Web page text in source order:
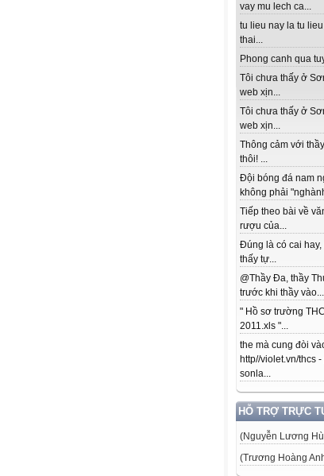
vay mu lech ca...
tu lieu nay la tu
thai...
Phong canh qua
Tôi chưa thấy ở
web xịn...
Tôi chưa thấy ở
web xịn...
Thông cảm với
thôi! ...
Đội bóng đá nam
không phải
Tiếp theo bài về
rượu của...
Đúng là có cai
thấy tự...
@Thầy Đa, thầy
trước khi thầy vào...
" Hồ sơ trường
2011.xls "...
the mà cung đòi
http//violet.vn/thcs
sonla...
HỖ TRỢ TRỰC
(Nguyễn Lương
(Trương Hoàng